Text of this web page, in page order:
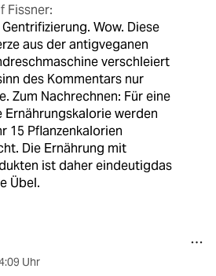
Fissner:
Wow. Diese
aus der antigveganen
verschleiert
des Kommentars nur
Zum Nachrechnen: Für eine
Ernährungskalorie werden
15 Pflanzenkalorien
Die Ernährung mit
ist daher eindeutigdas
Übel.
Uhr